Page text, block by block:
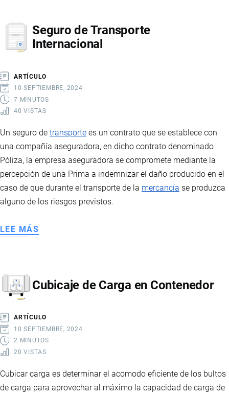
Seguro de Transporte
Internacional
ARTÍCULO
10 SEPTIEMBRE, 2024
7 MINUTOS
40 VISTAS
Un seguro de transporte es un contrato que se establece con
una compañía aseguradora, en dicho contrato denominado
Póliza, la empresa aseguradora se compromete mediante la
percepción de una Prima a indemnizar el daño producido en el
caso de que durante el transporte de la mercancía se produzca
alguno de los riesgos previstos.
LEE MÁS
INTERNACIONAL
Cubicaje de Carga en Contenedor
ARTÍCULO
10 SEPTIEMBRE, 2024
2 MINUTOS
20 VISTAS
Cubicar carga es determinar el acomodo eficiente de los bultos
de carga para aprovechar al máximo la capacidad de carga de